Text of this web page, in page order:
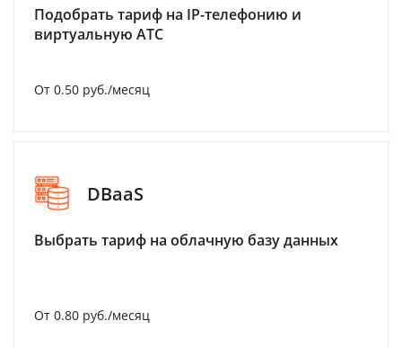
Подобрать тариф на IP-телефонию и
виртуальную АТС
От 0.50 руб./месяц
DBaaS
Выбрать тариф на облачную базу данных
От 0.80 руб./месяц